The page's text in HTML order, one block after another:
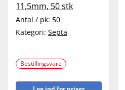
11,5mm, 50 stk
Antal / pk: 50
Kategori: Septa
Bestillingsvare